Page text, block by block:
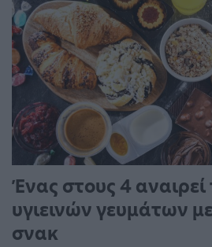
Ένας στους 4
υγιεινών γευμάτων
σνακ